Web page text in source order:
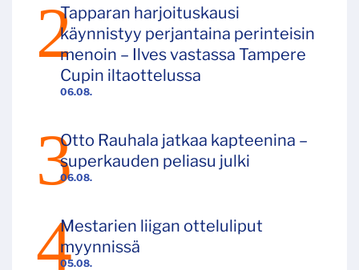
06.08.
Tapparan harjoituskausi
käynnistyy perjantaina perinteisin
menoin – Ilves vastassa Tampere
Cupin iltaottelussa
06.08.
Otto Rauhala jatkaa kapteenina –
superkauden peliasu julki
05.08.
Mestarien liigan otteluliput
myynnissä